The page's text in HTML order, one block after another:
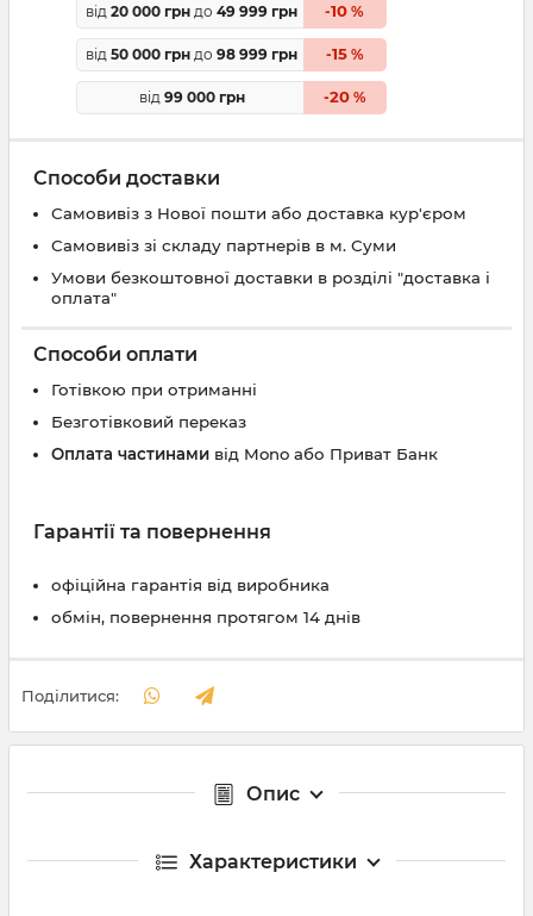
від 20 000 грн до 49 999 грн -10 %
від 50 000 грн до 98 999 грн -15%
від 99 000 грн -20%
Способи доставки
Самовивіз з Нової пошти або доставка кур'єром
Самовивіз зі складу партнерів в м. Суми
Умови безкоштовної доставки в розділі "доставка і
оплата"
Способи оплати
Готівкою при отриманні
Безготівковий переказ
Оплата частинами від Mono або Приват Банк
Гарантії та повернення
офіційна гарантія від виробника
обмін, повернення протягом 14 днів
Поділитися:
Опис
Характеристики